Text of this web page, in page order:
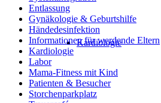
Kardiologie
Entlassung
Gynäkologie & Geburtshilfe
Händedesinfektion
Informationen für werdende Eltern
Kardiologie
Labor
Mama-Fitness mit Kind
Patienten & Besucher
Storchenparkplatz